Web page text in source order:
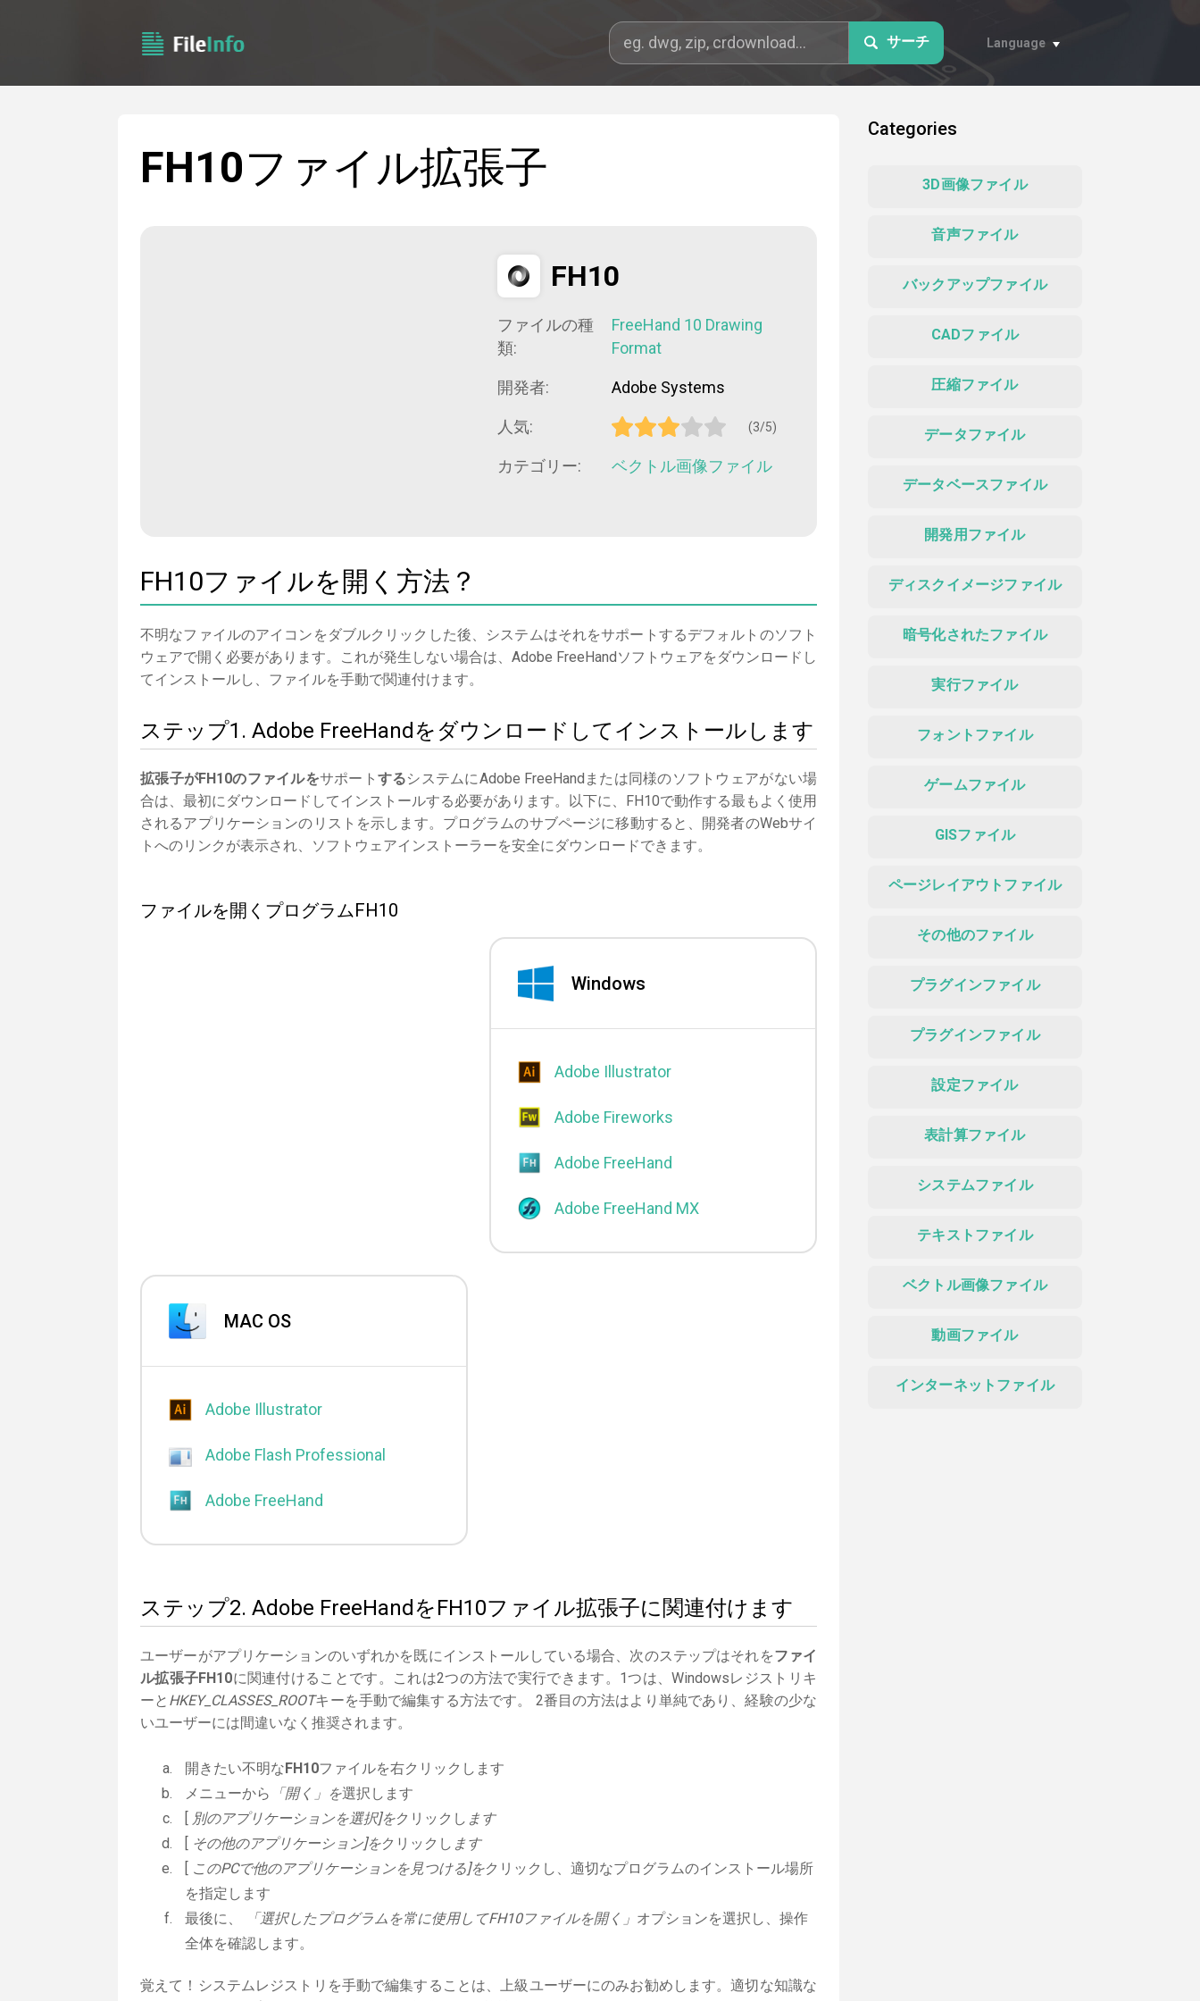
サーチ Language
FH10ファイル拡張子
FH10
ファイルの種
類:
FreeHand 10 Drawing
Format
開発者: Adobe Systems
人気: (3/5)
カテゴリー: ベクトル画像ファイル
FH10ファイルを開く方法？
不明なファイルのアイコンをダブルクリックした後、システムはそれをサポートするデフォルトのソフト
ウェアで開く必要があります。これが発生しない場合は、Adobe FreeHandソフトウェアをダウンロードし
てインストールし、ファイルを手動で関連付けます。
ステップ1. Adobe FreeHandをダウンロードしてインストールします
拡張子がFH10のファイルをサポート するシステムにAdobe FreeHandまたは同様のソフトウェアがない場
合は、最初にダウンロードしてインストールする必要があります。以下に、FH10で動作する最もよく使用
されるアプリケーションのリストを示します。プログラムのサブページに移動すると、開発者のWebサイ
トへのリンクが表示され、ソフトウェアインストーラーを安全にダウンロードできます。
ファイルを開くプログラムFH10
Windows
Adobe Illustrator
Adobe Fireworks
Adobe FreeHand
Adobe FreeHand MX
MAC OS
Adobe Illustrator
Adobe Flash Professional
Adobe FreeHand
ステップ2. Adobe FreeHandをFH10ファイル拡張子に関連付けます
ユーザーがアプリケーションのいずれかを既にインストールしている場合、次のステップはそれをファイ
ル拡張子FH10に関連付けることです。これは2つの方法で実行できます。1つは、Windowsレジストリキ
ーと HKEY_CLASSES_ROOTキーを手動で編集する方法です。 2番目の方法はより単純であり、経験の少な
いユーザーには間違いなく推奨されます。
開きたい不明なFH10ファイルを右クリックします
メニューから
「開く」を選択します
[ 別のアプリケーションを選択]をクリックし ます
[ その他のアプリケーション]をクリックし ます
[ このPCで他のアプリケーションを見つける]をクリックし、適切なプログラムのインストール場所
を指定します
最後に、
「選択したプログラムを常に使用してFH10ファイルを開く」 オプションを選択し、操作
全体を確認します。
覚えて！システムレジストリを手動で編集することは、上級ユーザーにのみお勧めします。適切な知識な
Categories
3D画像ファイル
音声ファイル
バックアップファイル
CADファイル
圧縮ファイル
データファイル
データベースファイル
開発用ファイル
ディスクイメージファイル
暗号化されたファイル
実行ファイル
フォントファイル
ゲームファイル
GISファイル
ページレイアウトファイル
その他のファイル
プラグインファイル
プラグインファイル
設定ファイル
表計算ファイル
システムファイル
テキストファイル
ベクトル画像ファイル
動画ファイル
インターネットファイル